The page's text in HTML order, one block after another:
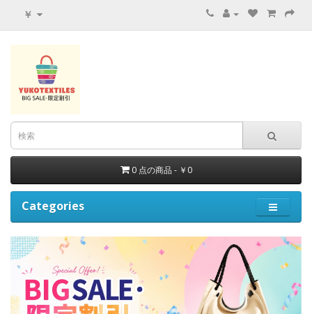
￥
0 点の商品 - ￥0
Categories